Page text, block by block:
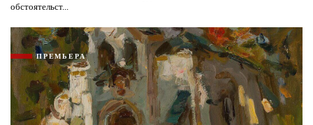
обстоятельст...
ПРЕМЬЕРА